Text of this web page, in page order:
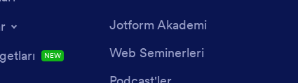
NEW
Jotform Akademi
Web Seminerleri